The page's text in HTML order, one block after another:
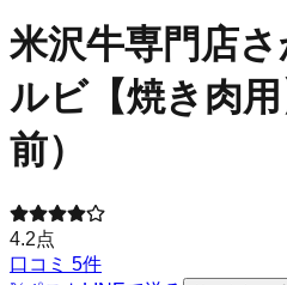
米沢牛専門店
ルビ【焼き肉
前）
4.2点
口コミ 5件